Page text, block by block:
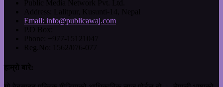
Email: info@publicawaj.com